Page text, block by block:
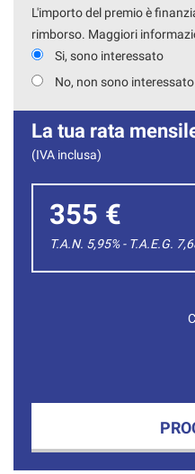
L'importo del premio è
rimborso. Maggiori
Si, sono interessato
No, non sono interessato
La tua rata
(IVA inclusa)
355 €
T.A.N. 5,95% - T.A.E.G.